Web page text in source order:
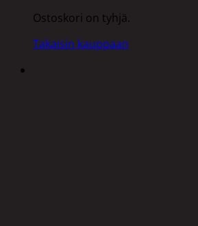
Ostoskori on tyhjä.
Takaisin kauppaan